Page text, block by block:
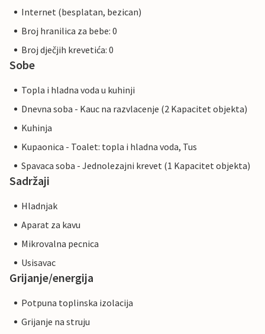
Internet (besplatan, bezican)
Broj hranilica za bebe: 0
Broj dječjih krevetića: 0
Sobe
Topla i hladna voda u kuhinji
Dnevna soba - Kauc na razvlacenje (2 Kapacitet objekta)
Kuhinja
Kupaonica - Toalet: topla i hladna voda, Tus
Spavaca soba - Jednolezajni krevet (1 Kapacitet objekta)
Sadržaji
Hladnjak
Aparat za kavu
Mikrovalna pecnica
Usisavac
Grijanje/energija
Potpuna toplinska izolacija
Grijanje na struju